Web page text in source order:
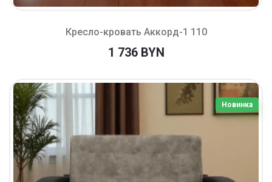
Кресло-кровать Аккорд-1 110
1 736 BYN
Новинка